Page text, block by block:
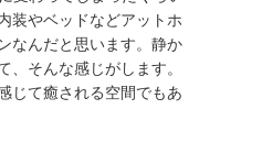
装やベッドなどアットホ
なんだと思います。静か
そんな感じがします。
じて癒される空間でもあ